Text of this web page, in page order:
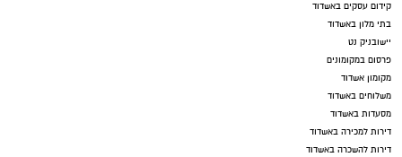
קידום עסקים באשדוד
בתי מלון באשדוד
יישובניק נט
פרסום במקומונים
מקומון אשדוד
משלוחים באשדוד
מסעדות באשדוד
דירות למכירה באשדוד
דירות להשכרה באשדוד